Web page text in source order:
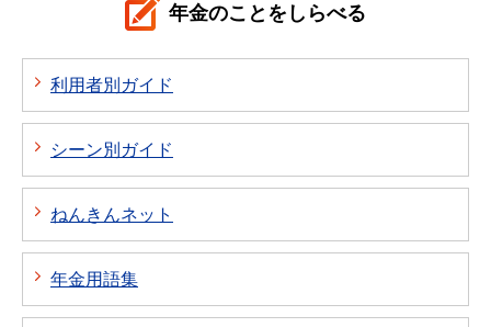
年金のことをしらべる
利用者別ガイド
シーン別ガイド
ねんきんネット
年金用語集